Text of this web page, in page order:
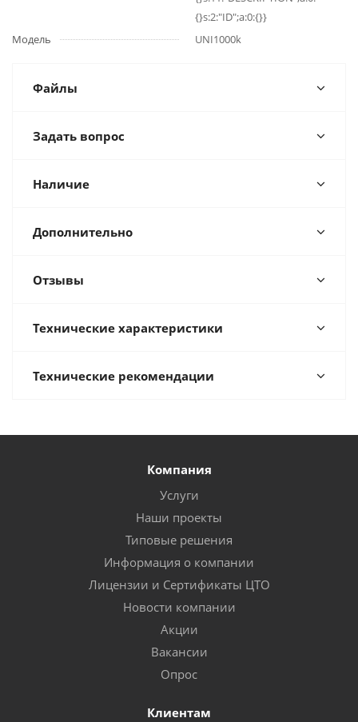
{}s:2:"ID";a:0:{}}
Модель
UNI1000k
Файлы
Задать вопрос
Наличие
Дополнительно
Отзывы
Технические характеристики
Технические рекомендации
Компания
Услуги
Наши проекты
Типовые решения
Информация о компании
Лицензии и Сертификаты ЦТО
Новости компании
Акции
Вакансии
Опрос
Клиентам